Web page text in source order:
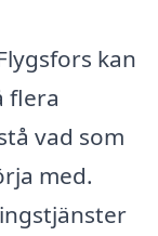
kan
flera
vad som
med.